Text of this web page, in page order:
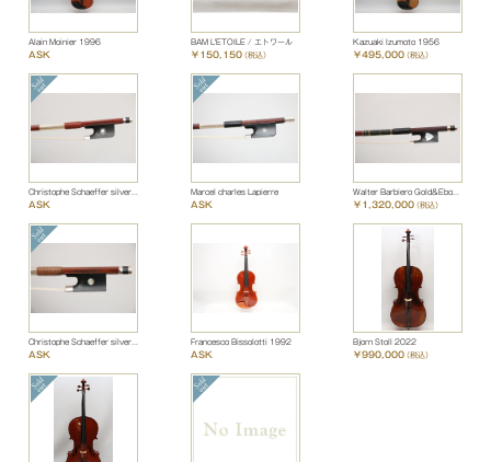
Alain Moinier 1996
ASK
BAM L'ETOILE / エトワール
￥150,150（税込）
Kazuaki Izumoto 1956
￥495,000（税込）
Christophe Schaeffer silver&ebony
ASK
Marcel charles Lapierre
ASK
Walter Barbiero Gold&Ebony(金黒檀)
￥1,320,000（税込）
Christophe Schaeffer silver&ebony
ASK
Francesco Bissolotti 1992
ASK
Bjorn Stoll 2022
￥990,000（税込）